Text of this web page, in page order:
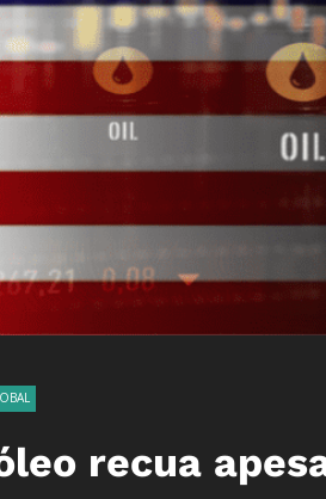
recua